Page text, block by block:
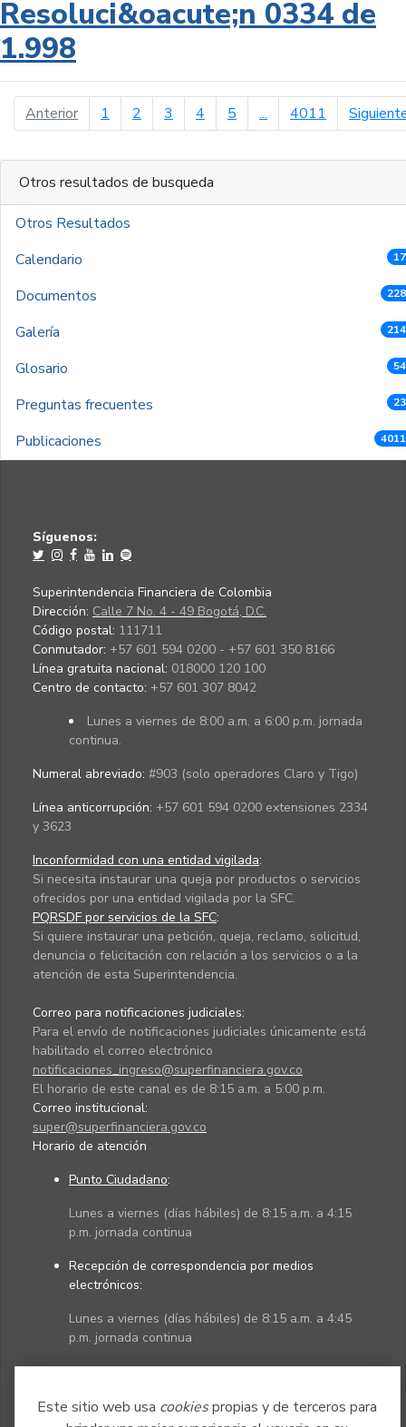
Este sitio web usa cookiespropias y de terceros para
Resoluci&oacute;n 0334 de
1.998
Anteriorpágina anterior
1 2 3 4 5 ... 4011
Otros resultados de busqueda
Otros Resultados
Calendario
Documentos
Galería
Glosario
Preguntas frecuentes
Publicaciones
Síguenos:
Superintendencia Financiera de Colombia
Dirección: Calle 7 No. 4 - 49 Bogotá, D.C.
Código postal: 111711
Conmutador: +57 601 594 0200 - +57 601 350 8166
Línea gratuita nacional: 018000 120 100
Centro de contacto: +57 601 307 8042
Lunes a viernes de 8:00 a.m. a 6:00 p.m. jornada
continua.
Numeral abreviado: #903 (solo operadores Claro y Tigo)
Línea anticorrupción: +57 601 594 0200 extensiones 2334
y 3623
Inconformidad con una entidad vigilada:
Si necesita instaurar una queja por productos o servicios
ofrecidos por una entidad vigilada por la SFC.
PQRSDF por servicios de la SFC:
Si quiere instaurar una petición, queja, reclamo, solicitud,
denuncia o felicitación con relación a los servicios o a la
atención de esta Superintendencia.
Correo para notificaciones judiciales:
Para el envío de notificaciones judiciales únicamente está
habilitado el correo electrónico
notificaciones_ingreso@superfinanciera.gov.co
El horario de este canal es de 8:15 a.m. a 5:00 p.m.
Correo institucional:
super@superfinanciera.gov.co
Horario de atención
Punto Ciudadano:
Lunes a viernes (días hábiles) de 8:15 a.m. a 4:15
p.m. jornada continua
Recepción de correspondencia por medios
electrónicos:
Lunes a viernes (días hábiles) de 8:15 a.m. a 4:45
p.m. jornada continua